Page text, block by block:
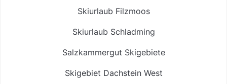
Skiurlaub Filzmoos
Skiurlaub Schladming
Salzkammergut Skigebiete
Skigebiet Dachstein West